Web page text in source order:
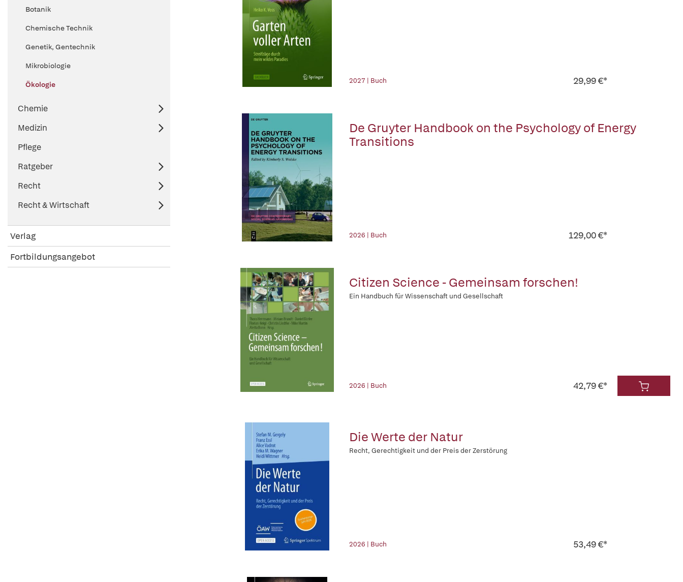
Botanik
Chemische Technik
Genetik, Gentechnik
Mikrobiologie
Ökologie
Chemie
Medizin
Pflege
Ratgeber
Recht
Recht & Wirtschaft
Verlag
Fortbildungsangebot
2027 | Buch 29,99 €*
De Gruyter Handbook on the Psychology of Energy
Transitions
2026 | Buch 129,00 €*
Citizen Science - Gemeinsam forschen!
Ein Handbuch für Wissenschaft und Gesellschaft
2026 | Buch 42,79 €*
Die Werte der Natur
Recht, Gerechtigkeit und der Preis der Zerstörung
2026 | Buch 53,49 €*